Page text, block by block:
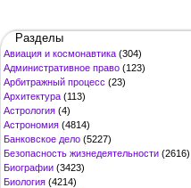
Разделы
Авиация и космонавтика (304)
Административное право (123)
Арбитражный процесс (23)
Архитектура (113)
Астрология (4)
Астрономия (4814)
Банковское дело (5227)
Безопасность жизнедеятельности (2616)
Биографии (3423)
Биология (4214)